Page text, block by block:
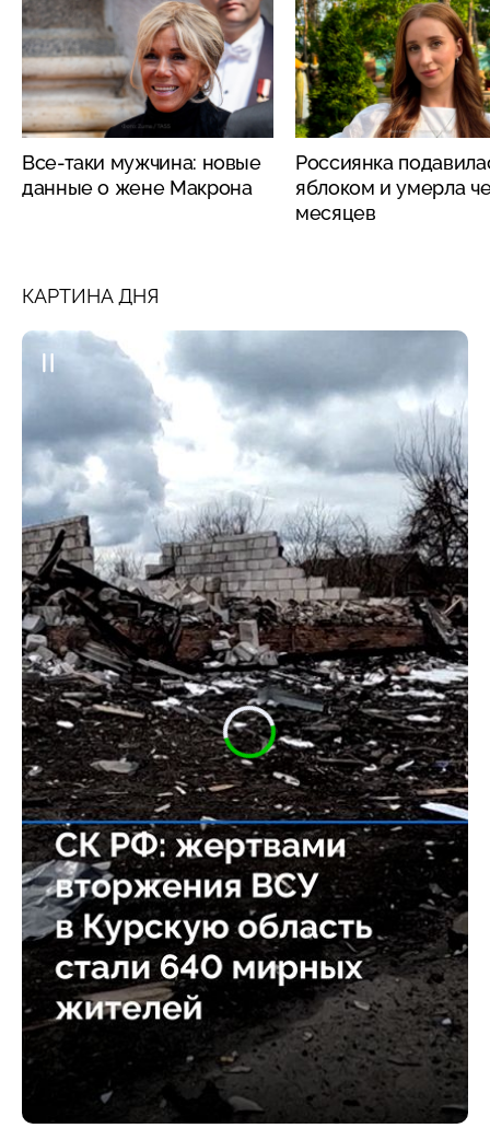
Все-таки мужчина: новые
данные о жене Макрона
Россиянка
яблоком и умерла
месяцев
КАРТИНА ДНЯ